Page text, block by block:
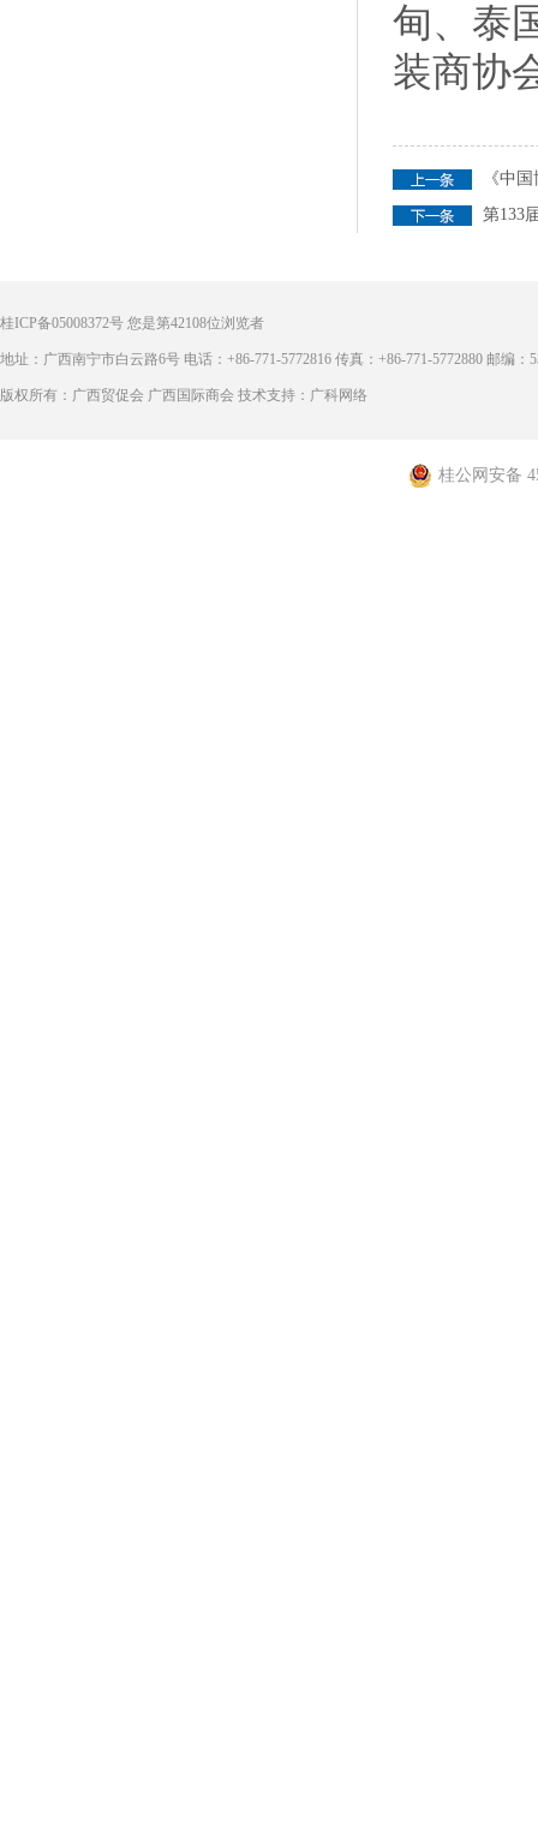
甸、泰
装商协
《中
第133
桂ICP备05008372号 您是第42108位浏览者
地址：广西南宁市白云路6号 电话：+86-771-5772816 传真：+86-771-5772880 邮编：
版权所有：广西贸促会 广西国际商会 技术支持：广科网络
桂公网安备